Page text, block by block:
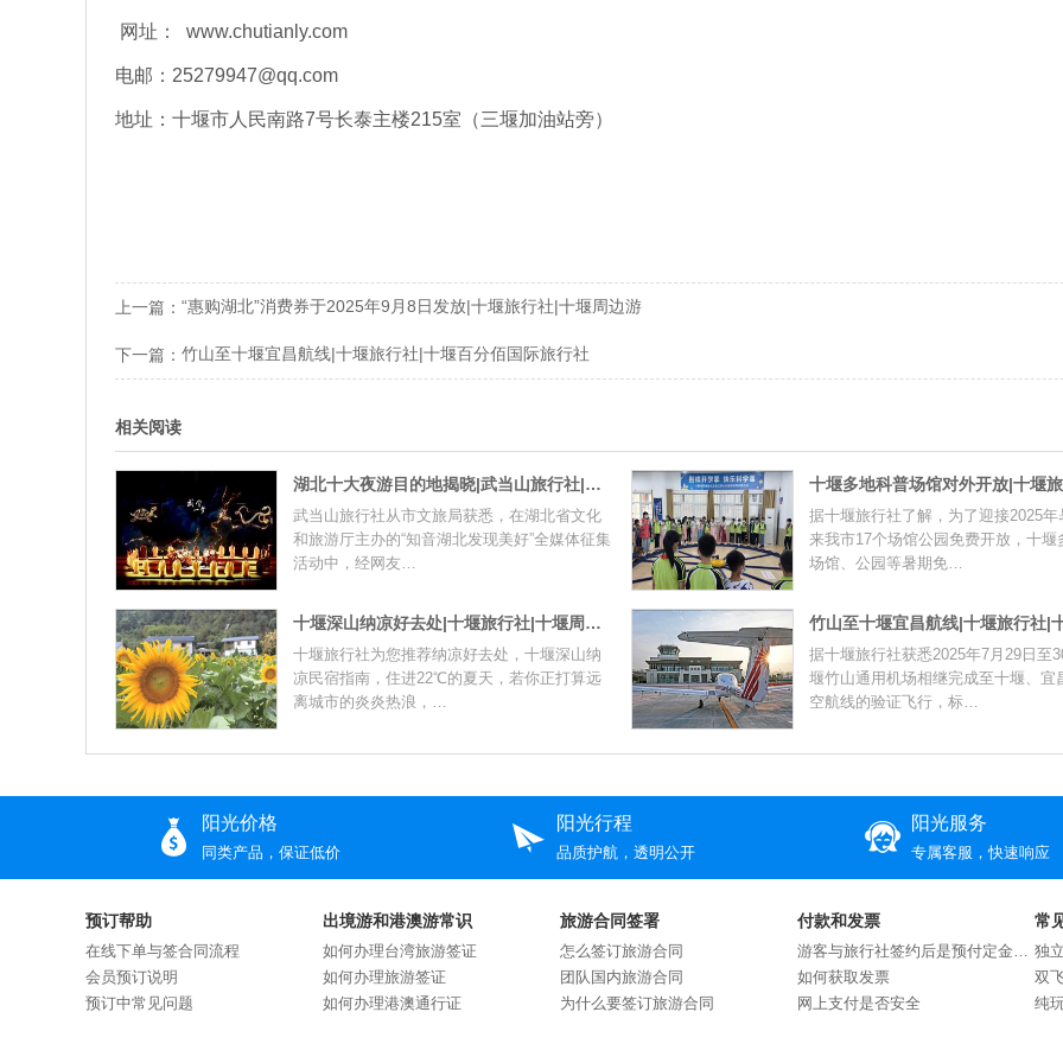
网址： www.chutianly.com
电邮： 25279947@qq.com
地址：十堰市人民南路7号长泰主楼215室（三堰加油站旁）
上一篇： “惠购湖北”消费券于2025年9月8日发放|十堰旅行社|十堰周边游
下一篇： 竹山至十堰宜昌航线|十堰旅行社|十堰百分佰国际旅行社
相关阅读
湖北十大夜游目的地揭晓|武当山旅行社|武当山旅游
武当山旅行社从市文旅局获悉，在湖北省文化
和旅游厅主办的“知音湖北发现美好”全媒体征集
活动中，经网友…
据十堰旅行社了解，为了迎接2025年
来我市17个场馆公园免费开放，十堰
场馆、公园等暑期免…
十堰深山纳凉好去处|十堰旅行社|十堰周边游
十堰旅行社为您推荐纳凉好去处，十堰深山纳
凉民宿指南，住进22℃的夏天，若你正打算远
离城市的炎炎热浪，…
据十堰旅行社获悉2025年7月29日至
堰竹山通用机场相继完成至十堰、宜
空航线的验证飞行，标…
阳光价格
同类产品，保证低价
阳光行程
品质护航，透明公开
阳光服务
专属客服，快速响应
预订帮助
在线下单与签合同流程
会员预订说明
预订中常见问题
出境游和港澳游常识
如何办理台湾旅游签证
如何办理旅游签证
如何办理港澳通行证
旅游合同签署
怎么签订旅游合同
团队国内旅游合同
为什么要签订旅游合同
付款和发票
如何获取发票
网上支付是否安全
常
独
双
纯